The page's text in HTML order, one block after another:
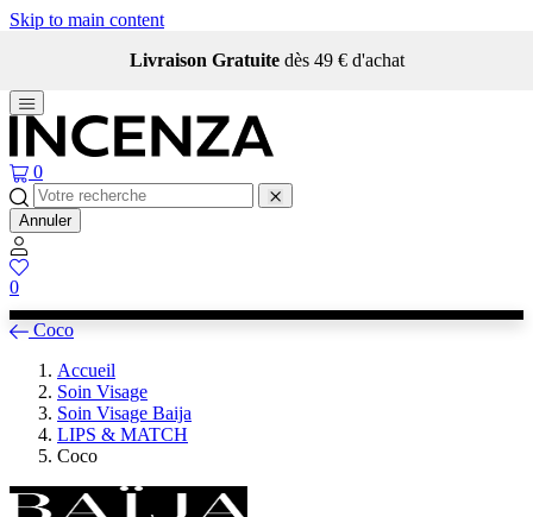
Skip to main content
Livraison Gratuite dès 49 € d'achat
0
Annuler
0
Coco
Accueil
Soin Visage
Soin Visage Baija
LIPS & MATCH
Coco